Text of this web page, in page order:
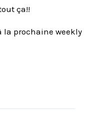
ça!!
la prochaine weekly